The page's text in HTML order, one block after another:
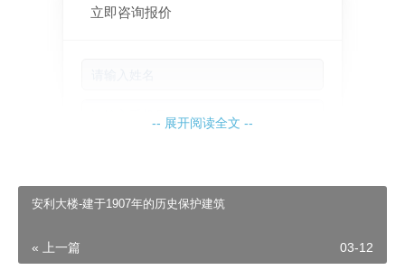
立即咨询报价
立即咨询报
-- 展开阅读全文 --
安利大楼-建于1907年的历史保护建筑
« 上一篇 03-12